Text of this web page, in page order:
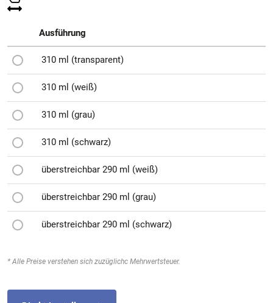
Ausführung
310 ml (transparent)
310 ml (weiß)
310 ml (grau)
310 ml (schwarz)
überstreichbar 290 ml (weiß)
überstreichbar 290 ml (grau)
überstreichbar 290 ml (schwarz)
* Alle Preise verstehen sich zuzüglichc Mehrwertsteuer.